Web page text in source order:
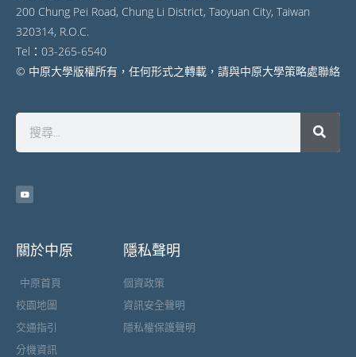
200 Chung Pei Road, Chung Li District, Taoyuan City, Taiwan
320314, R.O.C.
Tel：03-265-6540
© 中原大學版權所有，任何形式之轉載，請與中原大學策略處聯絡
關於中原
中原首頁
校園地圖
交通指引
分機資訊
隱私聲明
個資政策
資訊安全聲明
隱私權保護聲明